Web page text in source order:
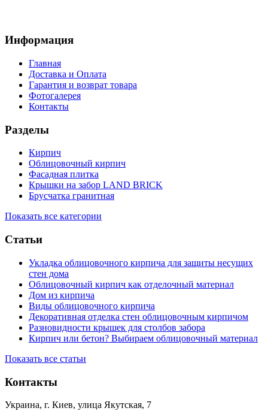
Информация
Главная
Доставка и Оплата
Гарантия и возврат товара
Фотогалерея
Контакты
Разделы
Кирпич
Облицовочный кирпич
Фасадная плитка
Крышки на забор LAND BRICK
Брусчатка гранитная
Показать все категории
Статьи
Укладка облицовочного кирпича для защиты несущих
стен дома
Облицовочный кирпич как отделочный материал
Дом из кирпича
Виды облицовочного кирпича
Декоративная отделка стен облицовочным кирпичом
Разновидности крышек для столбов забора
Кирпич или бетон? Выбираем облицовочный материал
Показать все статьи
Контакты
Украина, г. Киев, улица Якутская, 7